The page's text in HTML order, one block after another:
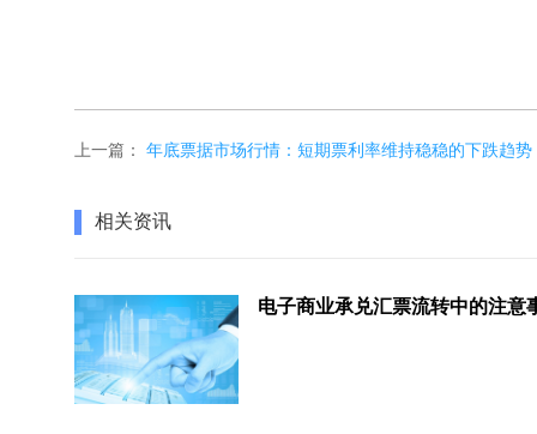
上一篇： 年底票据市场行情：短期票利率维持稳稳的下跌趋势
相关资讯
电子商业承兑汇票流转中的注意